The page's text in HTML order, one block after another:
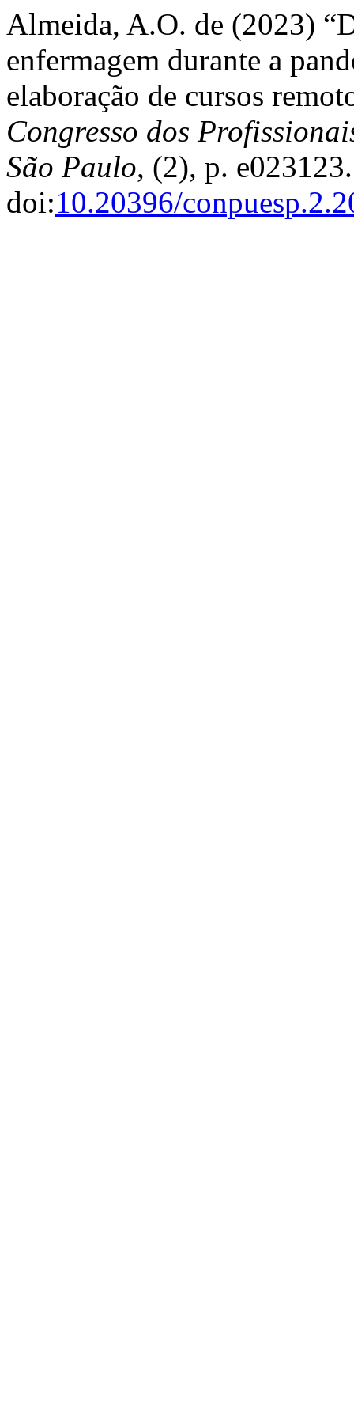
Almeida, A.O. de (2023)
enfermagem durante a
elaboração de cursos
Congresso dos
São Paulo, (2), p. e023123.
doi:10.20396/